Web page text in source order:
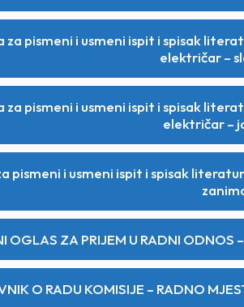
za pismeni i usmeni ispit i spisak
električar –
za pismeni i usmeni ispit i spisak
električar –
pismeni i usmeni ispit i spisak
OGLAS ZA PRIJEM U RADNI ODNOS
O RADU KOMISIJE – RADNO